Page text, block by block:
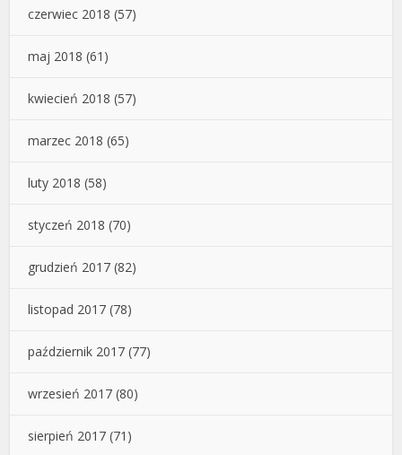
czerwiec 2018 (57)
maj 2018 (61)
kwiecień 2018 (57)
marzec 2018 (65)
luty 2018 (58)
styczeń 2018 (70)
grudzień 2017 (82)
listopad 2017 (78)
październik 2017 (77)
wrzesień 2017 (80)
sierpień 2017 (71)